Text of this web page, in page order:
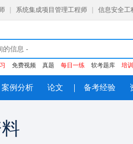
系统集成项目管理工程师 信息安全工
免费视频 真题 每日一练 软考题库 培
案例分析 论文 备考经验